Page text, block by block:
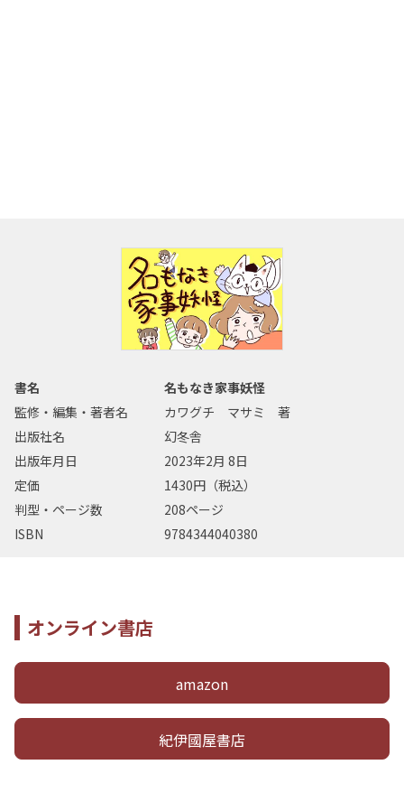
書名
名もなき家事妖怪
監修・編集・著者名
カワグチ マサミ 著
出版社名
幻冬舎
出版年月日
2023年2月 8日
定価
1430円（税込）
判型・ページ数
208ページ
ISBN
9784344040380
オンライン書店
amazon
紀伊國屋書店